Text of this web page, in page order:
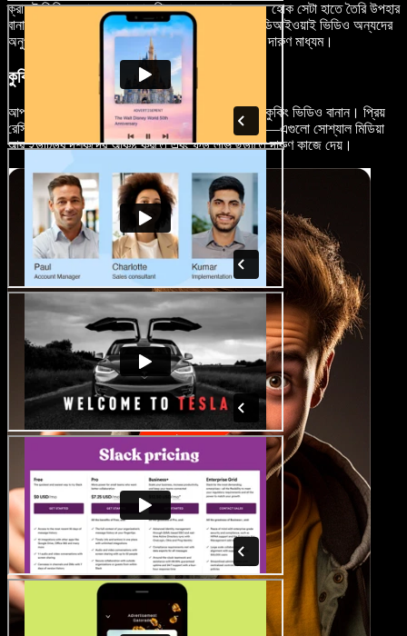
ক্রাফট ভিডিওর মাধ্যমে আপনার শিল্পভাবনা প্রকাশ করুন। হোক সেটা হাতে তৈরি উপহার
বানানোর স্টেপ-বাই-স্টেপ গাইড বা নতুন কোনো টেকনিক, ডিআইওয়াই ভিডিও অন্যদের
অনুপ্রাণিত করার পাশাপাশি আপনার ক্রিয়েটিভিটি শো করার দারুণ মাধ্যম।
কুকিং ও বেকিং ভিডিও
আপনার রান্নার জার্নি ধরে রাখতে ডিআইওয়াই রেসিপি আর কুকিং ভিডিও বানান। প্রিয়
রেসিপি শেয়ার করা থেকে শুরু করে রান্নার টেকনিক দেখানো—এগুলো সোশ্যাল মিডিয়া
আর ইউটিউব দর্শকদের আকৃষ্ট করতে এবং ফুড লাভ ছড়াতে দারুণ কাজে দেয়।